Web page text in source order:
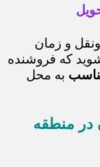
و زمان
که فروشنده
به محل
منطقه